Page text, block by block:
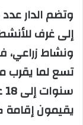
إلى غرف
ونشاط زراعي،
يقيمون إقامة